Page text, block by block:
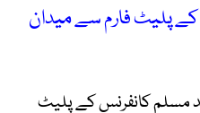
پلیٹ فارم سے میدان
مسلم کانفرنس کے پلیٹ